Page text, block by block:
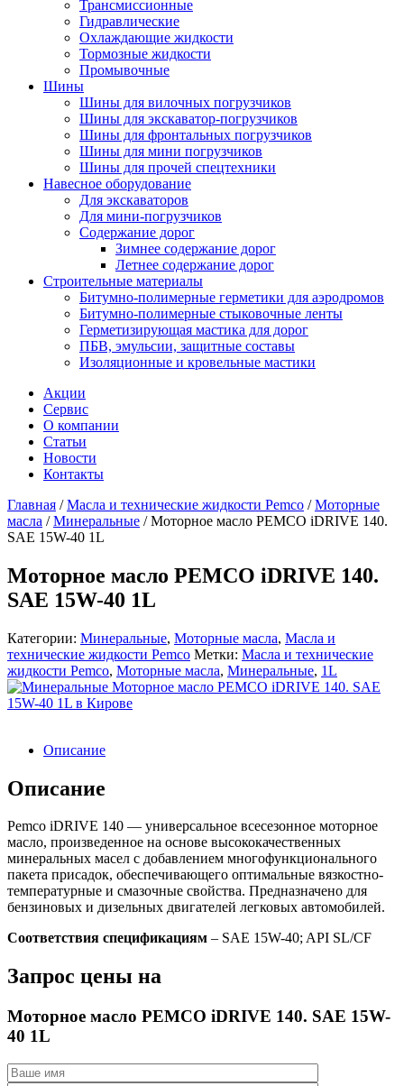
Трансмиссионные
Гидравлические
Охлаждающие жидкости
Тормозные жидкости
Промывочные
Шины
Шины для вилочных погрузчиков
Шины для экскаватор-погрузчиков
Шины для фронтальных погрузчиков
Шины для мини погрузчиков
Шины для прочей спецтехники
Навесное оборудование
Для экскаваторов
Для мини-погрузчиков
Содержание дорог
Зимнее содержание дорог
Летнее содержание дорог
Строительные материалы
Битумно-полимерные герметики для аэродромов
Битумно-полимерные стыковочные ленты
Герметизирующая мастика для дорог
ПБВ, эмульсии, защитные составы
Изоляционные и кровельные мастики
Акции
Сервис
О компании
Статьи
Новости
Контакты
Главная /Масла и технические жидкости Pemco /Моторные
масла /Минеральные /Моторное масло PEMCO iDRIVE 140.
SAE 15W-40 1L
Моторное масло PEMCO iDRIVE 140.
SAE 15W-40 1L
Категории: Минеральные, Моторные масла, Масла и
технические жидкости Pemco Метки: Масла и технические
жидкости Pemco, Моторные масла, Минеральные, 1L
Описание
Описание
Pemco iDRIVE 140 — универсальное всесезонное моторное
масло, произведенное на основе высококачественных
минеральных масел с добавлением многофункционального
пакета присадок, обеспечивающего оптимальные вязкостно-
температурные и смазочные свойства. Предназначено для
бензиновых и дизельных двигателей легковых автомобилей.
Соответствия спецификациям – SAE 15W-40; API SL/CF
Запрос цены на
Моторное масло PEMCO iDRIVE 140. SAE 15W-
40 1L